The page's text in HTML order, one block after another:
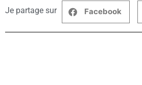
Je partage sur Facebook